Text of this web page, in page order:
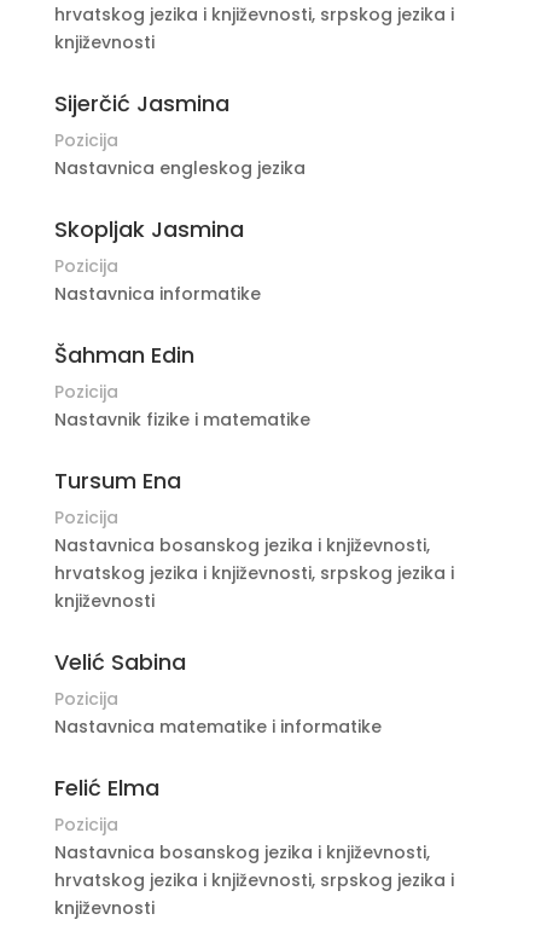
hrvatskog jezika i književnosti, srpskog jezika i
književnosti
Sijerčić Jasmina
Pozicija
Nastavnica engleskog jezika
Skopljak Jasmina
Pozicija
Nastavnica informatike
Šahman Edin
Pozicija
Nastavnik fizike i matematike
Tursum Ena
Pozicija
Nastavnica bosanskog jezika i književnosti,
hrvatskog jezika i književnosti, srpskog jezika i
književnosti
Velić Sabina
Pozicija
Nastavnica matematike i informatike
Felić Elma
Pozicija
Nastavnica bosanskog jezika i književnosti,
hrvatskog jezika i književnosti, srpskog jezika i
književnosti